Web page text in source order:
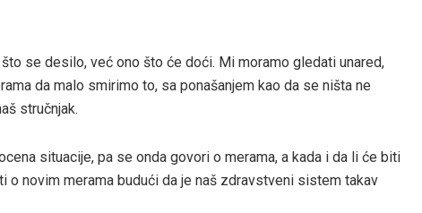
se desilo, već ono što će doći. Mi moramo gledati unared,
da malo smirimo to, sa ponašanjem kao da se ništa ne
stručnjak.
situacije, pa se onda govori o merama, a kada i da li će biti
novim merama budući da je naš zdravstveni sistem takav